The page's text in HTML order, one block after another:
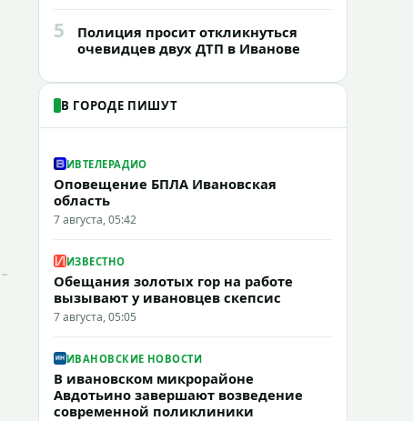
5
Полиция просит откликнуться
очевидцев двух ДТП в Иванове
В ГОРОДЕ ПИШУТ
ИВТЕЛЕРАДИО
Оповещение БПЛА Ивановская
область
7 августа, 05:42
ИЗВЕСТНО
Обещания золотых гор на работе
вызывают у ивановцев скепсис
7 августа, 05:05
ИВАНОВСКИЕ НОВОСТИ
В ивановском микрорайоне
Авдотьино завершают возведение
современной поликлиники